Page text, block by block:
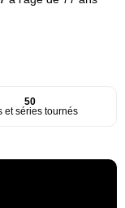
50
et séries tournés